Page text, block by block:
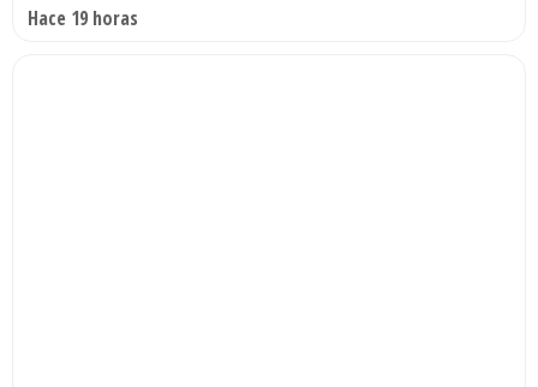
Hace 19 horas